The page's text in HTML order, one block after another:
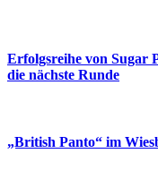
Erfolgsreihe von Sugar
die nächste Runde
„British Panto“ im